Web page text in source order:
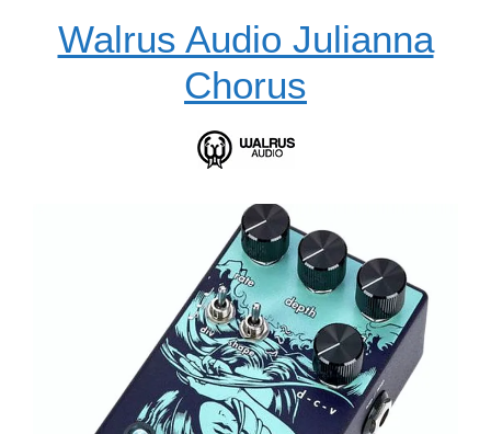
Walrus Audio Julianna
Chorus